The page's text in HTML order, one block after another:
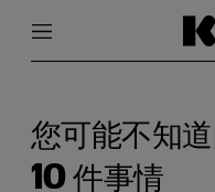
您可能不知
10 件事情